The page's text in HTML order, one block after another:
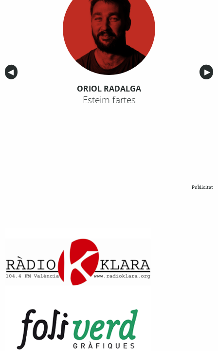
Anterior
◀︎ ▶︎
ORIOL RADALGA
Esteim fartes
Publicitat